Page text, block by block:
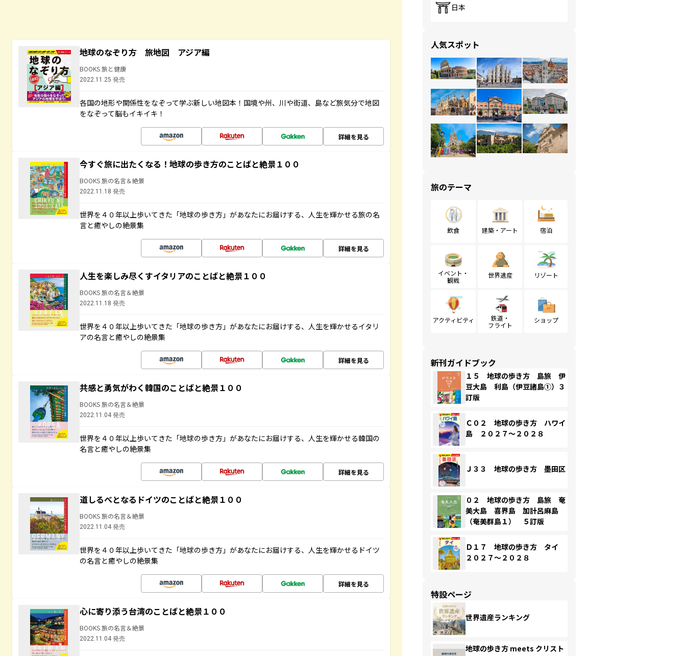
地球のなぞり方 旅地図 アジア編
BOOKS 旅と健康
2022.11.25 発売
各国の地形や関係性をなぞって学ぶ新しい地図本！国境や州、川や街道、島など旅気分で地図
をなぞって脳もイキイキ！
詳細を見る
今すぐ旅に出たくなる！地球の歩き方のことばと絶景１００
BOOKS 旅の名言＆絶景
2022.11.18 発売
世界を４０年以上歩いてきた「地球の歩き方」があなたにお届けする、人生を輝かせる旅の名
言と癒やしの絶景集
詳細を見る
人生を楽しみ尽くすイタリアのことばと絶景１００
BOOKS 旅の名言＆絶景
2022.11.18 発売
世界を４０年以上歩いてきた「地球の歩き方」があなたにお届けする、人生を輝かせるイタリ
アの名言と癒やしの絶景集
詳細を見る
共感と勇気がわく韓国のことばと絶景１００
BOOKS 旅の名言＆絶景
2022.11.04 発売
世界を４０年以上歩いてきた「地球の歩き方」があなたにお届けする、人生を輝かせる韓国の
名言と癒やしの絶景集
詳細を見る
道しるべとなるドイツのことばと絶景１００
BOOKS 旅の名言＆絶景
2022.11.04 発売
世界を４０年以上歩いてきた「地球の歩き方」があなたにお届けする、人生を輝かせるドイツ
の名言と癒やしの絶景集
詳細を見る
心に寄り添う台湾のことばと絶景１００
BOOKS 旅の名言＆絶景
2022.11.04 発売
日本
人気スポット
旅のテーマ
飲食 建築・アート 宿泊
イベント・
観戦
世界遺産 リゾート
アクティビティ
鉄道・
フライト
ショップ
新刊ガイドブック
１５ 地球の歩き方 島旅 伊
豆大島 利島（伊豆諸島①）３
訂版
Ｃ０２ 地球の歩き方 ハワイ
島 ２０２７～２０２８
Ｊ３３ 地球の歩き方 墨田区
０２ 地球の歩き方 島旅 奄
美大島 喜界島 加計呂麻島
（奄美群島１） ５訂版
Ｄ１７ 地球の歩き方 タイ
２０２７～２０２８
特設ページ
世界遺産ランキング
地球の歩き方 meets クリスト